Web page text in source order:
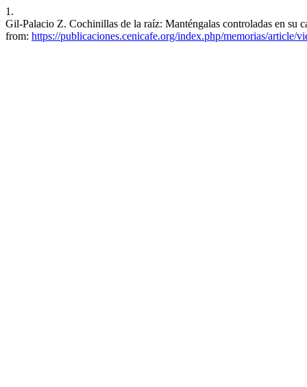
1.
Gil-Palacio Z. Cochinillas de la raíz: Manténgalas controladas en
from: https://publicaciones.cenicafe.org/index.php/memorias/article/